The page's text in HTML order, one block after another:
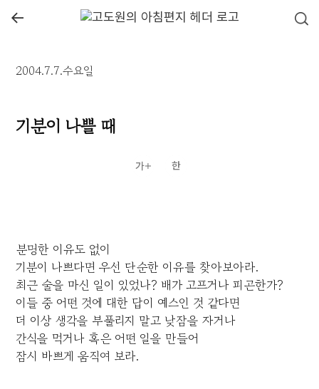
←
2004.7.7.수요일
기분이 나쁠 때
분명한 이유도 없이
기분이 나쁘다면 우선 단순한 이유를 찾아보아라.
최근 술을 마신 일이 있었나? 배가 고프거나 피곤한가?
이들 중 어떤 것에 대한 답이 예스인 것 같다면
더 이상 생각을 부풀리지 말고 낮잠을 자거나
간식을 먹거나 혹은 어떤 일을 만들어
잠시 바쁘게 움직여 보라.